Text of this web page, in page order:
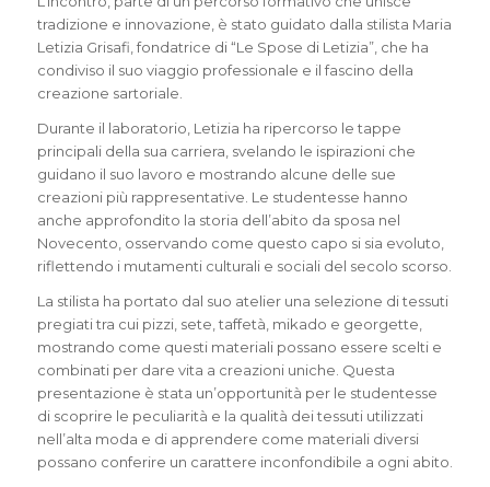
tradizione e innovazione, è stato guidato dalla stilista Maria
Letizia Grisafi, fondatrice di “Le Spose di Letizia”, che ha
condiviso il suo viaggio professionale e il fascino della
creazione sartoriale.
Durante il laboratorio, Letizia ha ripercorso le tappe
principali della sua carriera, svelando le ispirazioni che
guidano il suo lavoro e mostrando alcune delle sue
creazioni più rappresentative. Le studentesse hanno
anche approfondito la storia dell’abito da sposa nel
Novecento, osservando come questo capo si sia evoluto,
riflettendo i mutamenti culturali e sociali del secolo scorso.
La stilista ha portato dal suo atelier una selezione di tessuti
pregiati tra cui pizzi, sete, taffetà, mikado e georgette,
mostrando come questi materiali possano essere scelti e
combinati per dare vita a creazioni uniche. Questa
presentazione è stata un’opportunità per le studentesse
di scoprire le peculiarità e la qualità dei tessuti utilizzati
nell’alta moda e di apprendere come materiali diversi
possano conferire un carattere inconfondibile a ogni abito.